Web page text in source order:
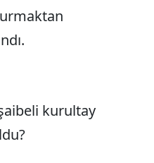
kurultay